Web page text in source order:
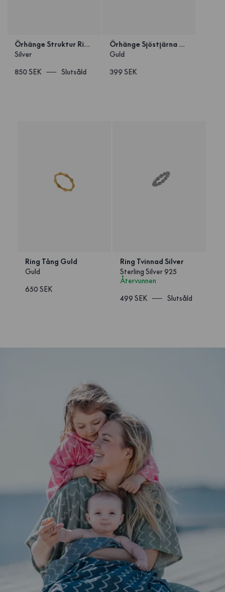
Silver
850 SEK
Slutsåld
Guld
399 SEK
Ring Tång Guld
Guld
650 SEK
Ring Tvinnad Silver
Sterling Silver 925
Återvunnen
499 SEK
Slutsåld